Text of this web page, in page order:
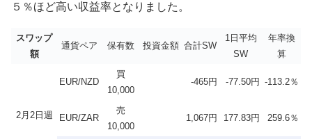
５％ほど高い収益率となりました。
スワップ
額
通貨ペア 保有数 投資金額 合計SW
1日平均
SW
年率換
算
2月2日週
EUR/NZD
買
10,000
-465円 -77.50円 -113.2％
EUR/ZAR
売
10,000
1,067円 177.83円 259.6％